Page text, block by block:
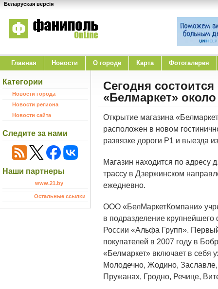
Беларуская версія
Главная Новости O городе Карта Фотогалерея
Категории
Новости города
Новости региона
Новости сайта
Следите за нами
Наши партнеры
www.21.by
Остальные ссылки
Сегодня
«Белмаркет»
Открытие магазина
расположен в новом
развязке дороги P1 и выезда
Магазин находится по адресу
трассу в Дзержинском
ежедневно.
ООО «БелМаркетКомпани»
в подразделение
России «Альфа Групп».
покупателей в 2007 году в
«Белмаркет» включает в себя
Молодечно, Жодино,
Пружанах, Гродно, Речице,